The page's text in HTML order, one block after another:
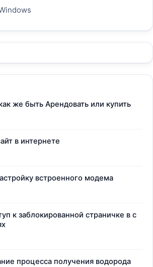
же быть Арендовать или купить
в интернете
встроенного модема
к заблокированной страничке в с
процесса получения водорода